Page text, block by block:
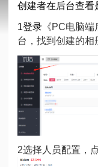
创建者在后台查看
1登录《PC电脑端
台，找到创建的相
2选择人员配置，